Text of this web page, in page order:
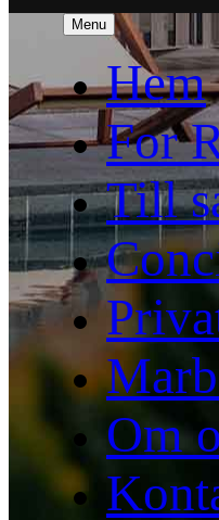
Menu
Hem
For
Till
Om